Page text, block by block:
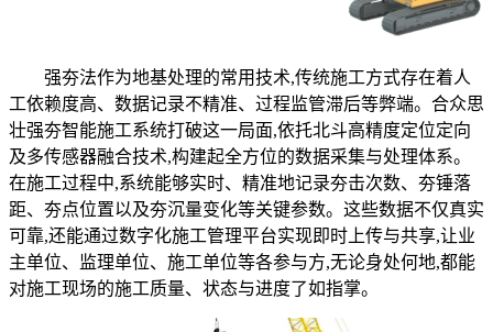
强夯法作为地基处理的常用技术,传统施工方式存在着人
工依赖度高、数据记录不精准、过程监管滞后等弊端。合众思
壮强夯智能施工系统打破这一局面,依托北斗高精度定位定向
及多传感器融合技术,构建起全方位的数据采集与处理体系。
在施工过程中,系统能够实时、精准地记录夯击次数、夯锤落
距、夯点位置以及夯沉量变化等关键参数。这些数据不仅真实
可靠,还能通过数字化施工管理平台实现即时上传与共享,让业
主单位、监理单位、施工单位等各参与方,无论身处何地,都能
对施工现场的施工质量、状态与进度了如指掌。